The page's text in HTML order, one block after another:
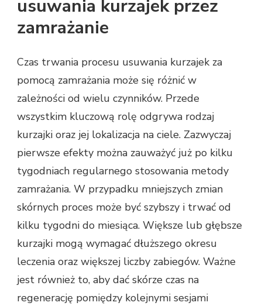
usuwania kurzajek przez
zamrażanie
Czas trwania procesu usuwania kurzajek za
pomocą zamrażania może się różnić w
zależności od wielu czynników. Przede
wszystkim kluczową rolę odgrywa rodzaj
kurzajki oraz jej lokalizacja na ciele. Zazwyczaj
pierwsze efekty można zauważyć już po kilku
tygodniach regularnego stosowania metody
zamrażania. W przypadku mniejszych zmian
skórnych proces może być szybszy i trwać od
kilku tygodni do miesiąca. Większe lub głębsze
kurzajki mogą wymagać dłuższego okresu
leczenia oraz większej liczby zabiegów. Ważne
jest również to, aby dać skórze czas na
regenerację pomiędzy kolejnymi sesjami